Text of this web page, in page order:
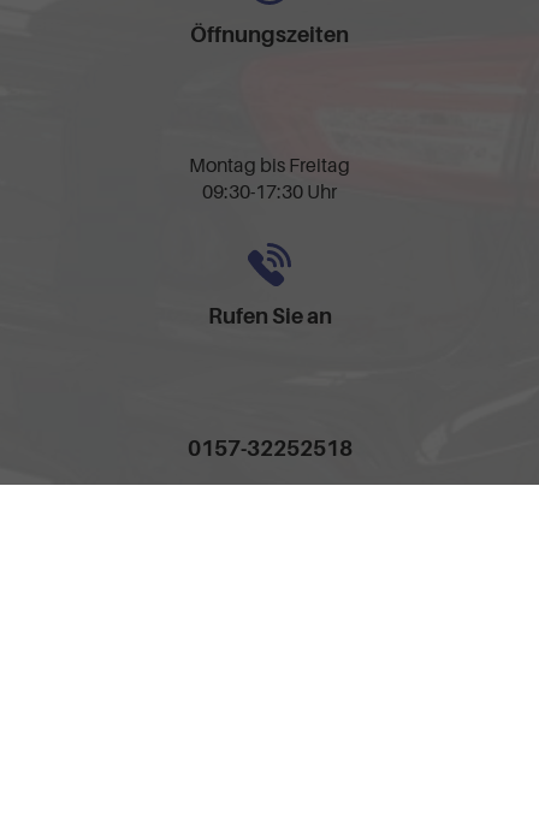
Öffnungszeiten
Montag bis Freitag
09:30-17:30 Uhr
Rufen Sie an
0157-32252518